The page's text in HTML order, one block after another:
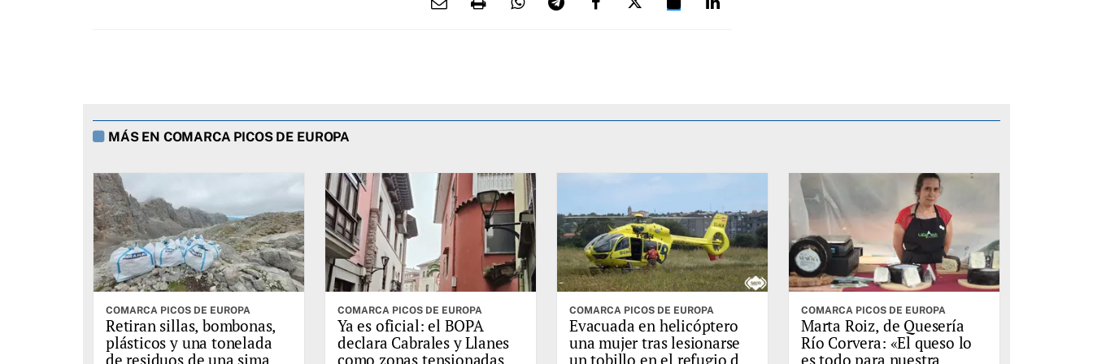
MÁS EN COMARCA PICOS DE EUROPA
COMARCA PICOS DE EUROPA
Retiran sillas, bombonas,
plásticos y una tonelada
de residuos de una sima en
COMARCA PICOS DE EUROPA
Ya es oficial: el BOPA
declara Cabrales y Llanes
como zonas tensionadas
COMARCA PICOS DE EUROPA
Evacuada en helicóptero
una mujer tras lesionarse
un tobillo en el refugio del
COMARCA PICOS DE EUROPA
Marta Roiz, de Quesería
Río Corvera: «El queso lo
es todo para nuestra